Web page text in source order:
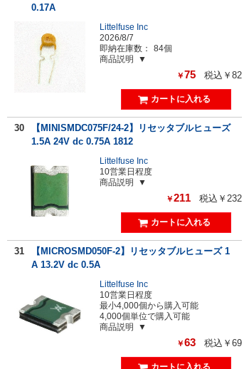
0.17A
Littelfuse Inc
2026/8/7
即納在庫数：
84個
商品説明
￥75 税込￥82
30
【MINISMDC075F/24-2】リセッタブルヒューズ
1.5A 24V dc 0.75A 1812
Littelfuse Inc
10営業日程度
商品説明
￥211 税込￥232
31
【MICROSMD050F-2】リセッタブルヒューズ 1
A 13.2V dc 0.5A
Littelfuse Inc
10営業日程度
最小4,000個から購入可能
4,000個単位で購入可能
商品説明
￥63 税込￥69